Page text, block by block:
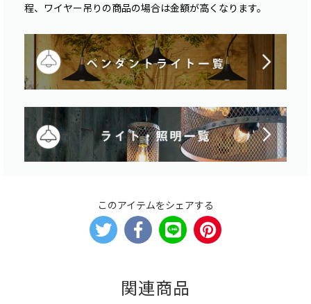
程、ワイヤー吊りの商品の場合は金額が高くなります。
このアイテムをシェアする
関連商品